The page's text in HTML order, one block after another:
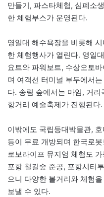
만들기, 파스타체험, 심폐소
한 체험부스가 운영된다.
영일대 해수욕장을 비롯해
한 체험행사가 열린다. 영일
요트와 파워보트, 수상오토
며 여객선 터미널 부두에서
다. 송림 숲에서는 마임, 거
항거리 예술축제가 진행된다.
이밖에도 국립등대박물관,
등이 무료 개방되며 한국로
로보라이프 뮤지엄 체험도
포항 철길숲 준공, 포항시티
으니 다양한 볼거리와 체험
보낼 수 있다.